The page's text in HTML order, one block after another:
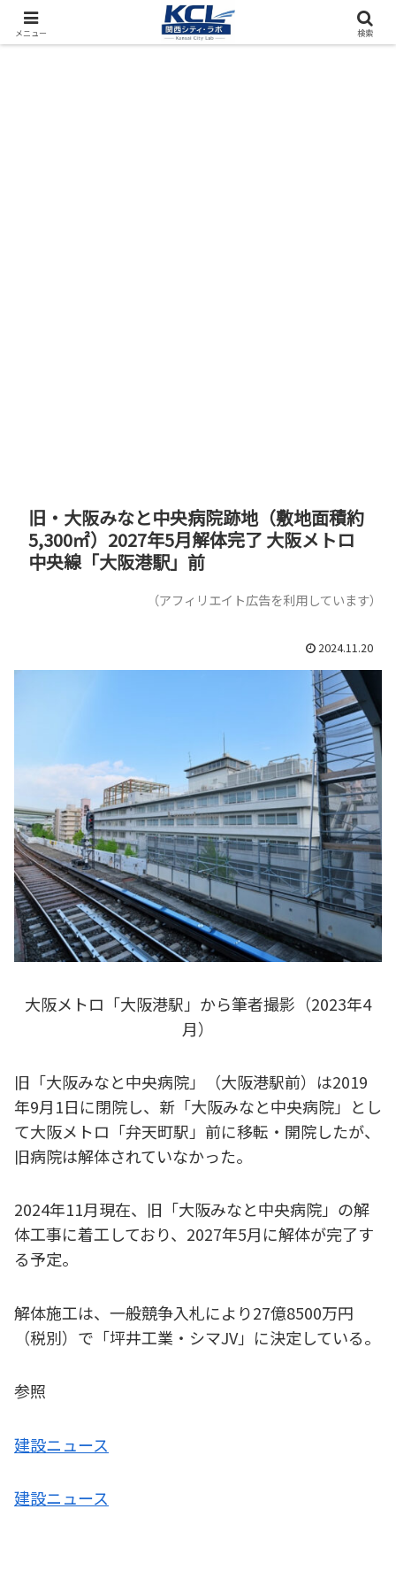
都市再開発をフィールド調査（累計アクセス数4000万PV）
旧・大阪みなと中央病院跡地（敷地面積約
5,300㎡）2027年5月解体完了 大阪メトロ
中央線「大阪港駅」前
（アフィリエイト広告を利用しています）
2024.11.20
大阪メトロ「大阪港駅」から筆者撮影（2023年4
月）
旧「大阪みなと中央病院」（大阪港駅前）は2019
年9月1日に閉院し、新「大阪みなと中央病院」とし
て大阪メトロ「弁天町駅」前に移転・開院したが、
旧病院は解体されていなかった。
2024年11月現在、旧「大阪みなと中央病院」の解
体工事に着工しており、2027年5月に解体が完了す
る予定。
解体施工は、一般競争入札により27億8500万円
（税別）で「坪井工業・シマJV」に決定している。
参照
建設ニュース
建設ニュース
メニュー 検索